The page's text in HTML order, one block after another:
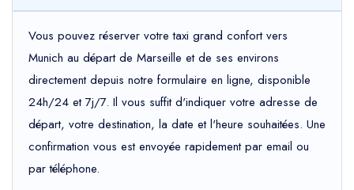
Vous pouvez réserver votre taxi grand confort vers
Munich au départ de Marseille et de ses environs
directement depuis notre formulaire en ligne, disponible
24h/24 et 7j/7. Il vous suffit d'indiquer votre adresse de
départ, votre destination, la date et l'heure souhaitées. Une
confirmation vous est envoyée rapidement par email ou
par téléphone.